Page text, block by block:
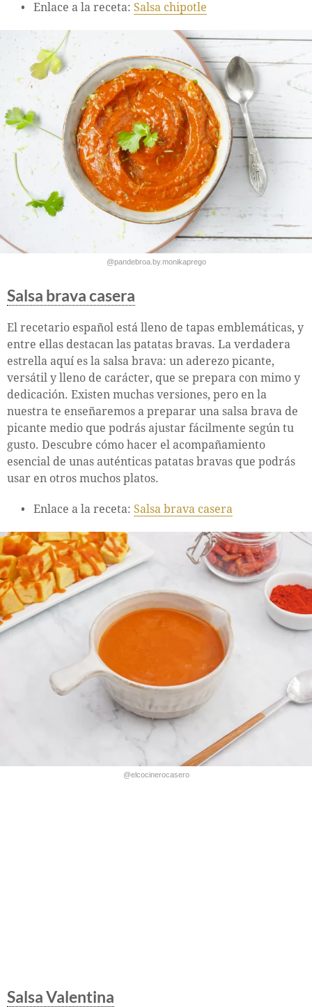
Enlace a la receta: Salsa chipotle
@pandebroa.by.monikaprego
Salsa brava casera
El recetario español está lleno de tapas emblemáticas, y
entre ellas destacan las patatas bravas. La verdadera
estrella aquí es la salsa brava: un aderezo picante,
versátil y lleno de carácter, que se prepara con mimo y
dedicación. Existen muchas versiones, pero en la
nuestra te enseñaremos a preparar una salsa brava de
picante medio que podrás ajustar fácilmente según tu
gusto. Descubre cómo hacer el acompañamiento
esencial de unas auténticas patatas bravas que podrás
usar en otros muchos platos.
Enlace a la receta: Salsa brava casera
@elcocinerocasero
Salsa Valentina